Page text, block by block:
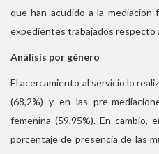
que han acudido a la mediación
expedientes trabajados respecto
Análisis por género
El acercamiento al servicio lo
(68,2%) y en las pre-
femenina (59,95%). En cambio,
porcentaje de presencia de las